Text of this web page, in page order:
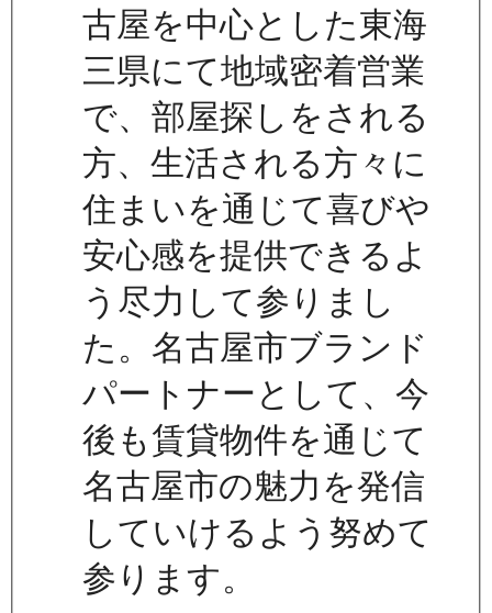
古屋を中心とした東海
三県にて地域密着営業
で、部屋探しをされる
方、生活される方々に
住まいを通じて喜びや
安心感を提供できるよ
う尽力して参りまし
た。名古屋市ブランド
パートナーとして、今
後も賃貸物件を通じて
名古屋市の魅力を発信
していけるよう努めて
参ります。